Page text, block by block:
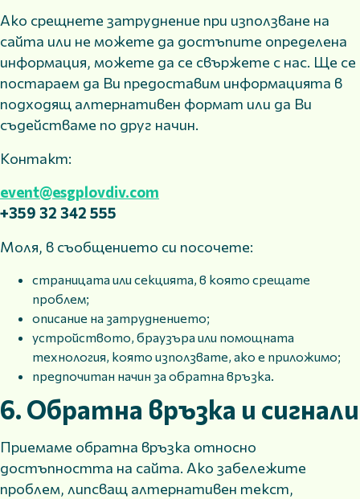
Ако срещнете затруднение при използване на
сайта или не можете да достъпите определена
информация, можете да се свържете с нас. Ще се
постараем да Ви предоставим информацията в
подходящ алтернативен формат или да Ви
съдействаме по друг начин.
Контакт:
event@esgplovdiv.com
+359 32 342 555
Моля, в съобщението си посочете:
страницата или секцията, в която срещате
проблем;
описание на затруднението;
устройството, браузъра или помощната
технология, която използвате, ако е приложимо;
предпочитан начин за обратна връзка.
6. Обратна връзка и сигнали
Приемаме обратна връзка относно
достъпността на сайта. Ако забележите
проблем, липсващ алтернативен текст,